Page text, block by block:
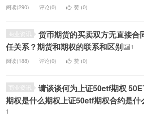
阅读(290) 评论(0) 赞 (0)
商业资讯
货币期货的买卖双方无直接合
任关系？期货和期权的联系和区别
1
阅读(188) 评论(0) 赞 (0)
商业资讯
请谈谈何为上证50etf期权
期权是什么期权上证50etf期权合约是什
1